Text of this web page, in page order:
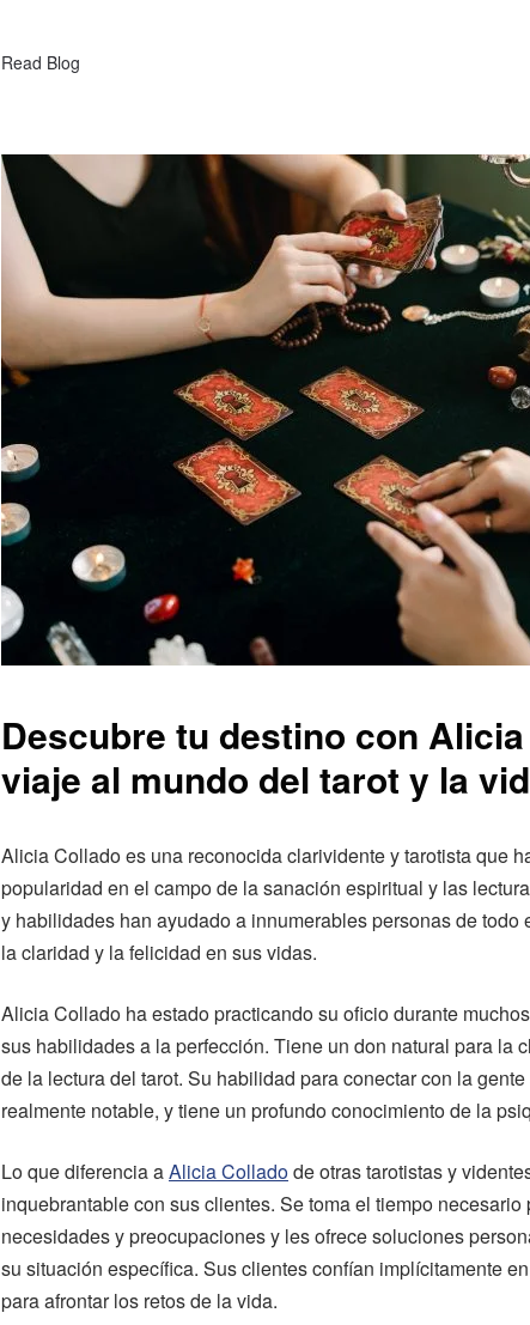
Read Blog
Descubre tu destino con
viaje al mundo del tarot y la
Alicia Collado es una reconocida clarividente y tarotista que
popularidad en el campo de la sanación espiritual y las
y habilidades han ayudado a innumerables personas de todo
la claridad y la felicidad en sus vidas.
Alicia Collado ha estado practicando su oficio durante
sus habilidades a la perfección. Tiene un don natural para la
de la lectura del tarot. Su habilidad para conectar con la
realmente notable, y tiene un profundo conocimiento de la
Lo que diferencia aAlicia Colladode otras tarotistas y
inquebrantable con sus clientes. Se toma el tiempo necesario
necesidades y preocupaciones y les ofrece soluciones
su situación específica. Sus clientes confían implícitamente
para afrontar los retos de la vida.